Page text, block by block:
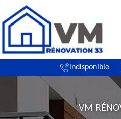
indisponible
VM